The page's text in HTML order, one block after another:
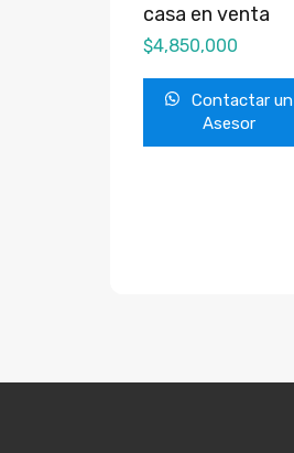
casa en venta
$4,850,000
Contactar un
Asesor